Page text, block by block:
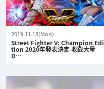
2019.11.18(Mon)
Street Fighter V: Champion Edi
tion 2020年發表決定 收錄大量
D…